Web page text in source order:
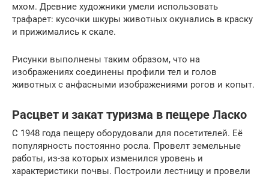
мхом. Древние художники умели использовать
трафарет: кусочки шкуры животных окунались в краску
и прижимались к скале.
Рисунки выполнены таким образом, что на
изображениях соединены профили тел и голов
животных с анфасными изображениями рогов и копыт.
Расцвет и закат туризма в пещере Ласко
С 1948 года пещеру оборудовали для посетителей. Её
популярность постоянно росла. Провелт земельные
работы, из-за которых изменился уровень и
характеристики почвы. Построили лестницу и провели